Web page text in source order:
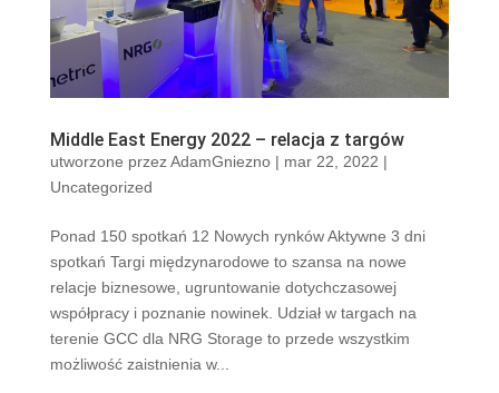
Middle East Energy 2022 – relacja z targów
utworzone przezAdamGniezno| mar 22, 2022 |
Uncategorized
Ponad 150 spotkań 12 Nowych rynków Aktywne 3 dni
spotkań Targi międzynarodowe to szansa na nowe
relacje biznesowe, ugruntowanie dotychczasowej
współpracy i poznanie nowinek. Udział w targach na
terenie GCC dla NRG Storage to przede wszystkim
możliwość zaistnienia w...